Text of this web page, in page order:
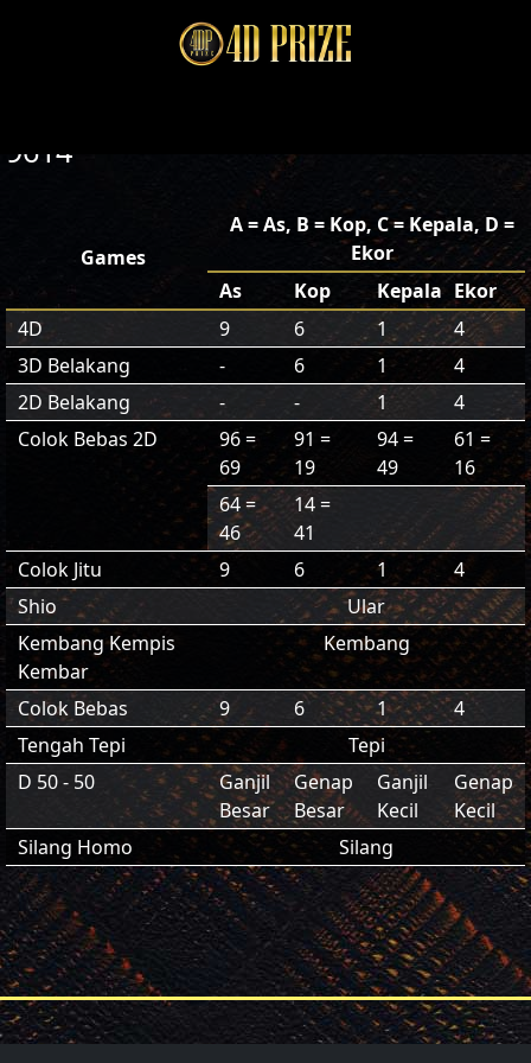
9614
Games
A = As, B = Kop, C = Kepala, D =
Ekor
As
Kop Kepala Ekor
4D
9 6 1
4
3D Belakang
- 6 1
4
2D Belakang
- - 1
4
Colok Bebas 2D
96 =
69
91 =
19
94 =
49
61 =
16
64 =
46
14 =
41
Colok Jitu
9 6 1
4
Shio
Ular
Kembang Kempis
Kembar
Kembang
Colok Bebas 9 6 1
4
Tengah Tepi
Tepi
D 50 - 50
Ganjil
Besar
Genap
Besar
Ganjil
Kecil
Genap
Kecil
Silang Homo
Silang